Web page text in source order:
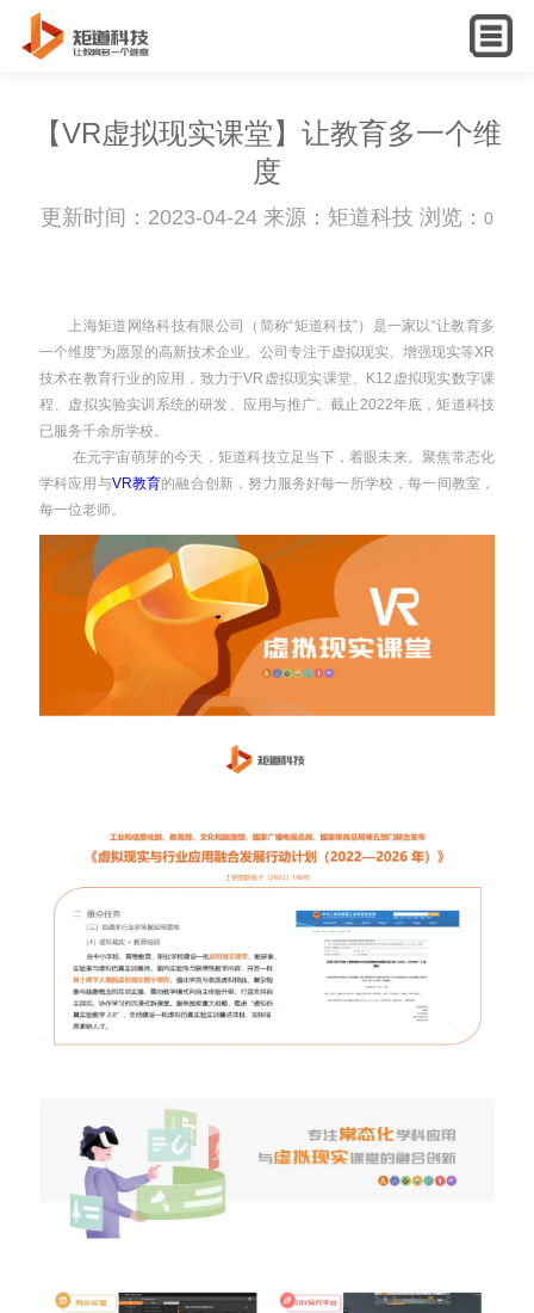
English
【VR虚拟现实课堂】让教育多一个维
度
更新时间：2023-04-24 来源：矩道科技 浏览： 0
上海矩道网络科技有限公司（简称“矩道科技”）是一家以“让教育多
一个维度”为愿景的高新技术企业。公司专注于虚拟现实、增强现实等XR
技术在教育行业的应用，致力于VR虚拟现实课堂、K12虚拟现实数字课
程、虚拟实验实训系统的研发、应用与推广。截止2022年底，矩道科技
已服务千余所学校。
在元宇宙萌芽的今天，矩道科技立足当下，着眼未来。聚焦常态化
学科应用与VR教育的融合创新，努力服务好每一所学校，每一间教室，
每一位老师。